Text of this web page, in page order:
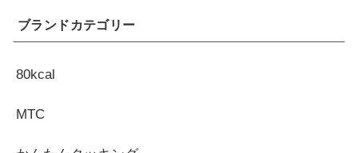
ブランドカテゴリー
80kcal
MTC